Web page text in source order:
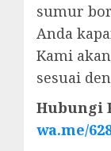
sumur
Anda
Kami
sesuai
Hubungi
wa.me/